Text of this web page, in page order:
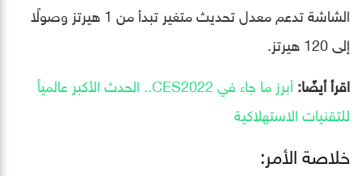
الشاشة تدعم معدل تحديث متغير تبدأ من 1 هيرتز وصولًا
إلى 120 هيرتز.
اقرأ أيضًا:
أبرز ما جاء في CES2022.. الحدث الأكبر عالمياً
للتقنيات الاستهلاكية
خلاصة الأمر: